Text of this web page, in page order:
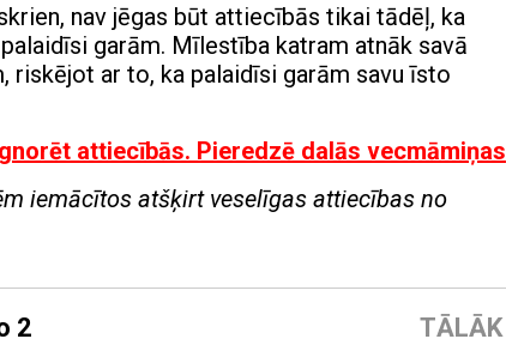
nav jēgas būt attiecībās tikai tādēļ, ka
garām. Mīlestība katram atnāk savā
ar to, ka palaidīsi garām savu īsto
attiecībās. Pieredzē dalās vecmāmiņas
iemācītos atšķirt veselīgas attiecības no
TĀLĀK
2